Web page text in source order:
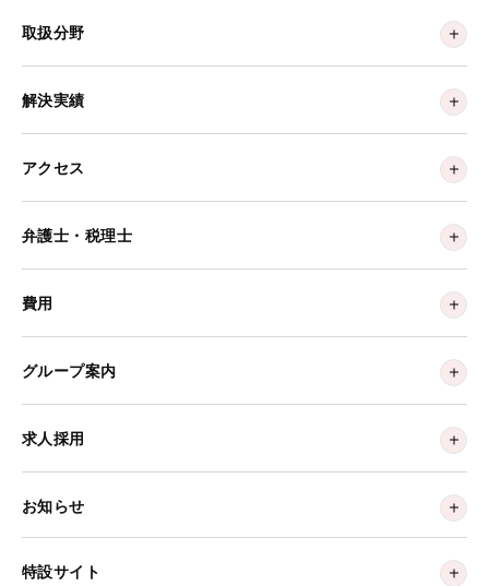
取扱分野
解決実績
アクセス
弁護士・税理士
費用
グループ案内
求人採用
お知らせ
特設サイト